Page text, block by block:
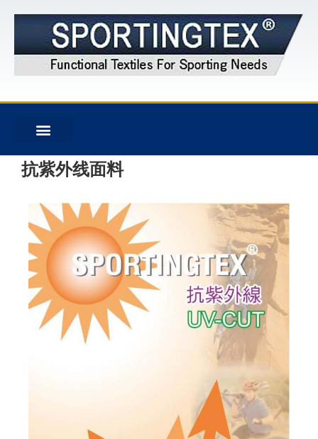
抗紫外线面料